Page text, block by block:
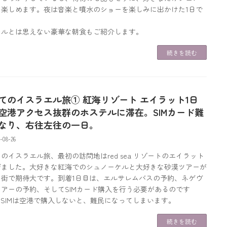
しめます。夜は音楽と噴水のショーを楽しみに出かけた1日で
とは思えない豪華な朝食もご紹介します。
続きを読む
のイスラエル旅① 紅海リゾート エイラット1日
港アクセス抜群のホステルに滞在。SIMカード難
り、右往左往の一日。
08-26
イスラエル旅、最初の訪問地はred sea リゾートのエイラット
した。大好きな紅海でのシュノーケルと大好きな砂漠ツアーが
で期待大です。到着1日目は、エルサレムバスの予約、ネゲヴ
ーの予約、そしてSIMカード購入を行う必要があるのです
は空港で購入しないと、難民になってしまいます。
続きを読む